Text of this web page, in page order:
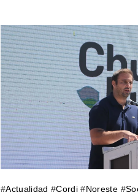
#Actualidad #Cordi #Noreste #